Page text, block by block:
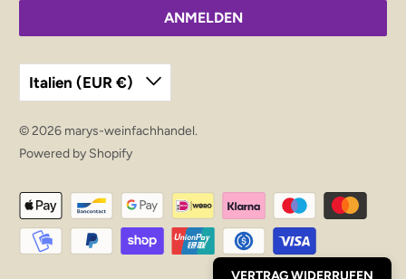
Italien (EUR €)
© 2026 marys-weinfachhandel.
Powered by Shopify
VERTRAG WIDERRUFEN